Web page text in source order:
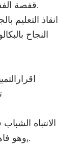
قفصة الفسفاط قطب السدرية المياه.
النجاح
,وهو فاهم لكل مايجري ,يجب فهمه.